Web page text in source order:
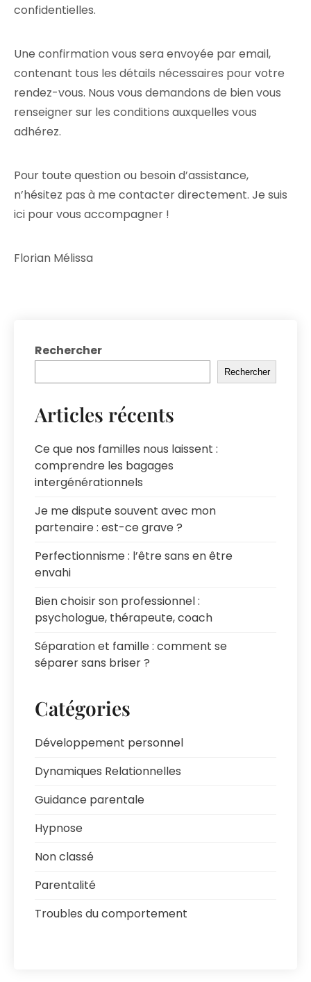
confidentielles.
Une confirmation vous sera envoyée par email,
contenant tous les détails nécessaires pour votre
rendez-vous. Nous vous demandons de bien vous
renseigner sur les conditions auxquelles vous
adhérez.
Pour toute question ou besoin d’assistance,
n’hésitez pas à me contacter directement. Je suis
ici pour vous accompagner !
Florian Mélissa
Rechercher
Rechercher
Articles récents
Ce que nos familles nous laissent :
comprendre les bagages
intergénérationnels
Je me dispute souvent avec mon
partenaire : est-ce grave ?
Perfectionnisme : l’être sans en être
envahi
Bien choisir son professionnel :
psychologue, thérapeute, coach
Séparation et famille : comment se
séparer sans briser ?
Catégories
Développement personnel
Dynamiques Relationnelles
Guidance parentale
Hypnose
Non classé
Parentalité
Troubles du comportement